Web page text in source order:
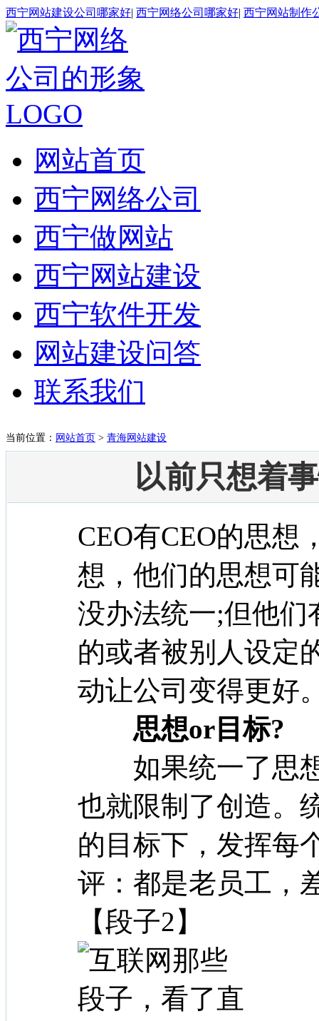
西宁网站建设公司哪家好| 西宁网络公司哪家好| 西宁网站制作
网站首页
西宁网络公司
西宁做网站
西宁网站建设
西宁软件开发
网站建设问答
联系我们
当前位置： 网站首页 > 青海网站建设
以前只想着
CEO有CEO的思想
想，他们的思想可
没办法统一;但他们
的或者被别人设定
动让公司变得更好
思想or目标?
如果统一了思想
也就限制了创造。
的目标下，发挥每
评：都是老员工，
【段子2】